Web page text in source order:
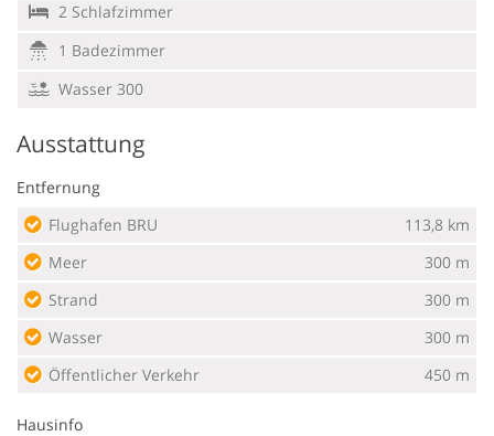
2 Schlafzimmer
1 Badezimmer
Wasser 300
Ausstattung
Entfernung
Flughafen BRU
113,8 km
Meer
300 m
Strand
300 m
Wasser
300 m
Öffentlicher Verkehr
450 m
Hausinfo